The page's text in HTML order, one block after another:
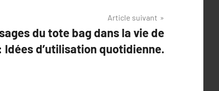
Article suivant
du tote bag dans la vie de
Idées d’utilisation quotidienne.